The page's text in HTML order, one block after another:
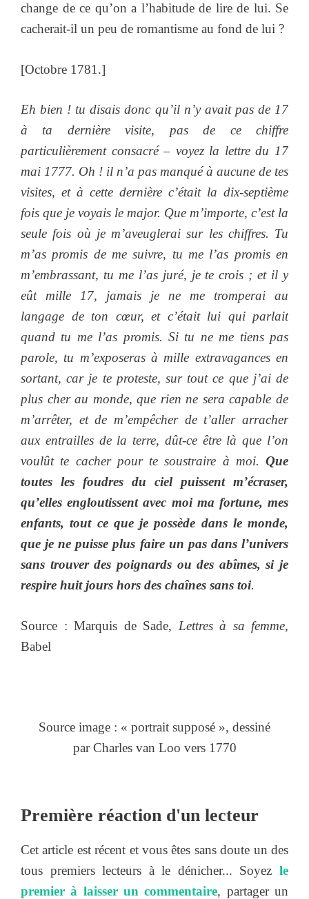
change de ce qu’on a l’habitude de lire de lui. Se
cacherait-il un peu de romantisme au fond de lui ?
[Octobre 1781.]
Eh bien ! tu disais donc qu’il n’y avait pas de 17
à ta dernière visite, pas de ce chiffre
particulièrement consacré – voyez la lettre du 17
mai 1777. Oh ! il n’a pas manqué à aucune de tes
visites, et à cette dernière c’était la dix-septième
fois que je voyais le major. Que m’importe, c’est la
seule fois où je m’aveuglerai sur les chiffres. Tu
m’as promis de me suivre, tu me l’as promis en
m’embrassant, tu me l’as juré, je te crois ; et il y
eût mille 17, jamais je ne me tromperai au
langage de ton cœur, et c’était lui qui parlait
quand tu me l’as promis. Si tu ne me tiens pas
parole, tu m’exposeras à mille extravagances en
sortant, car je te proteste, sur tout ce que j’ai de
plus cher au monde, que rien ne sera capable de
m’arrêter, et de m’empêcher de t’aller arracher
aux entrailles de la terre, dût-ce être là que l’on
voulût te cacher pour te soustraire à moi. Que
toutes les foudres du ciel puissent m’écraser,
qu’elles engloutissent avec moi ma fortune, mes
enfants, tout ce que je possède dans le monde,
que je ne puisse plus faire un pas dans l’univers
sans trouver des poignards ou des abîmes, si je
respire huit jours hors des chaînes sans toi.
Source : Marquis de Sade, Lettres à sa femme,
Babel
Source image : « portrait supposé », dessiné
par Charles van Loo vers 1770
Première réaction d'un lecteur
Cet article est récent et vous êtes sans doute un des
tous premiers lecteurs à le dénicher... Soyez le
premier à laisser un commentaire, partager un